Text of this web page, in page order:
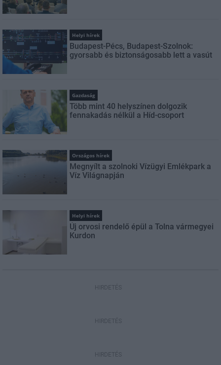
Helyi hírek
Budapest-Pécs, Budapest-Szolnok:
gyorsabb és biztonságosabb lett a vasút
Gazdaság
Több mint 40 helyszínen dolgozik
fennakadás nélkül a Híd-csoport
Országos hírek
Megnyílt a szolnoki Vízügyi Emlékpark a
Víz Világnapján
Helyi hírek
Új orvosi rendelő épül a Tolna vármegyei
Kurdon
HIRDETÉS
HIRDETÉS
HIRDETÉS